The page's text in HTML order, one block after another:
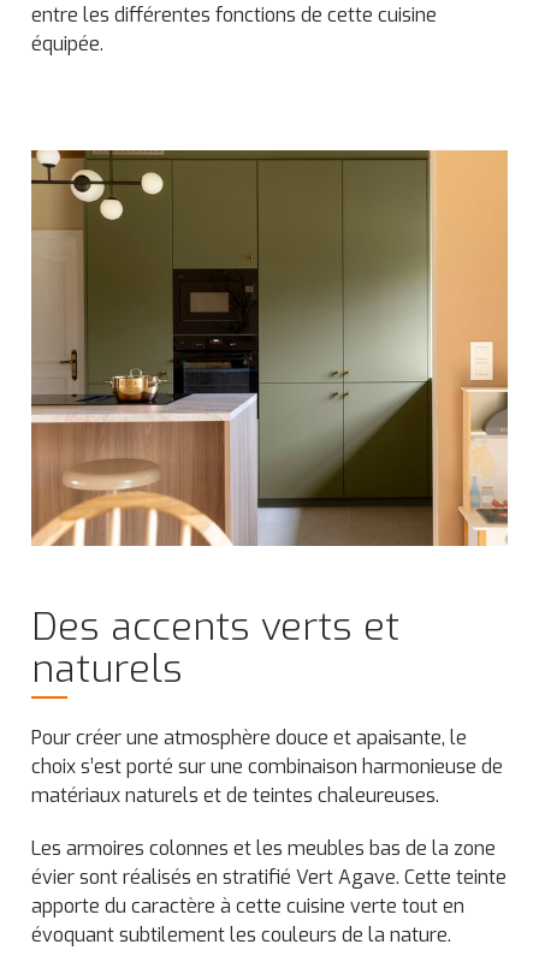
entre les différentes fonctions de cette cuisine
équipée.
Des accents verts et
naturels
Pour créer une atmosphère douce et apaisante, le
choix s’est porté sur une combinaison harmonieuse de
matériaux naturels et de teintes chaleureuses.
Les armoires colonnes et les meubles bas de la zone
évier sont réalisés en stratifié Vert Agave. Cette teinte
apporte du caractère à cette cuisine verte tout en
évoquant subtilement les couleurs de la nature.